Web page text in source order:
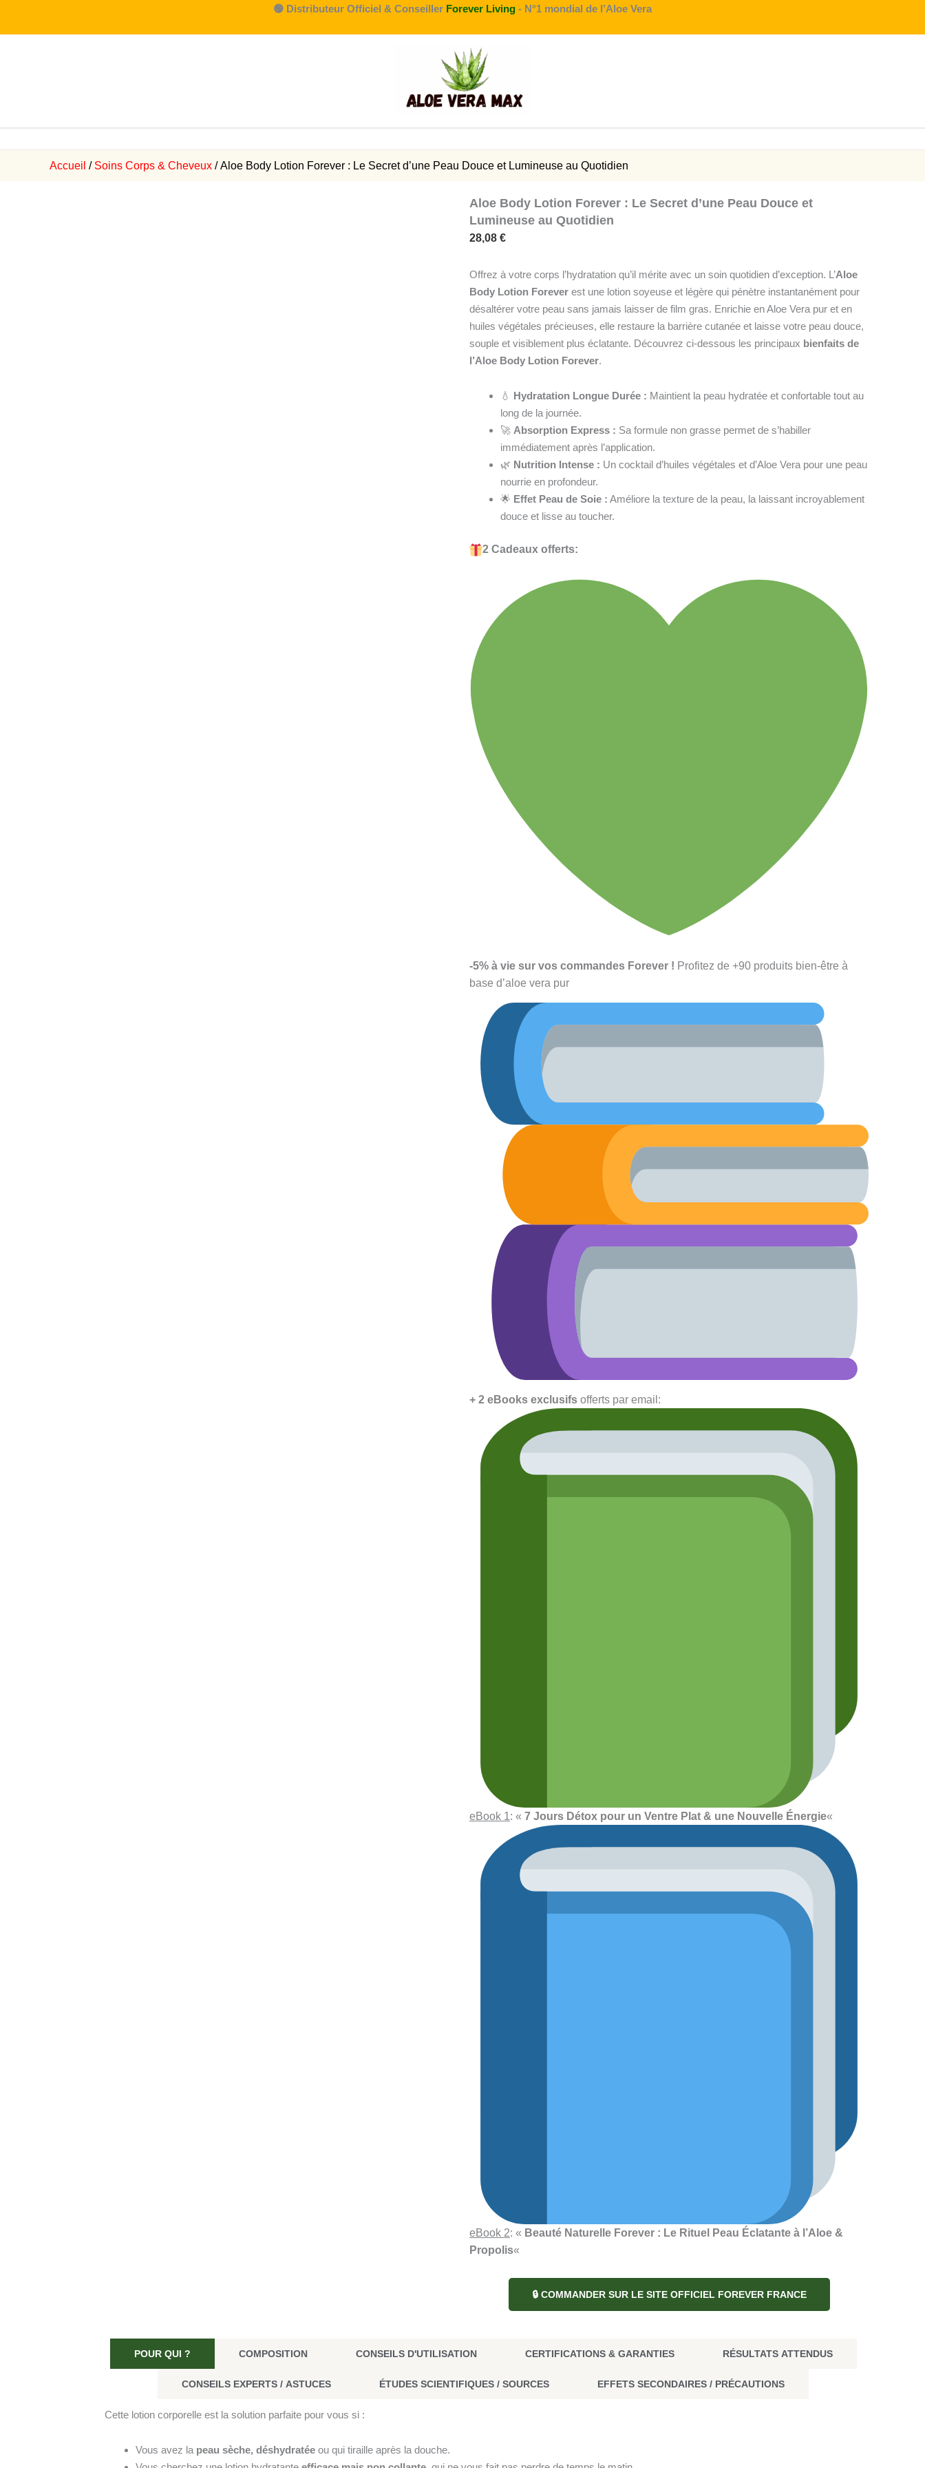
🟢 Distributeur Officiel & Conseiller Forever Living - N°1 mondial de l’Aloe Vera
Accueil / Soins Corps & Cheveux / Aloe Body Lotion Forever : Le Secret d’une Peau Douce et Lumineuse au Quotidien
Aloe Body Lotion Forever : Le Secret d’une Peau Douce et
Lumineuse au Quotidien
28,08 €
Offrez à votre corps l’hydratation qu’il mérite avec un soin quotidien d’exception. L’Aloe
Body Lotion Forever est une lotion soyeuse et légère qui pénètre instantanément pour
désaltérer votre peau sans jamais laisser de film gras. Enrichie en Aloe Vera pur et en
huiles végétales précieuses, elle restaure la barrière cutanée et laisse votre peau douce,
souple et visiblement plus éclatante. Découvrez ci-dessous les principaux bienfaits de
l’Aloe Body Lotion Forever.
💧 Hydratation Longue Durée : Maintient la peau hydratée et confortable tout au
long de la journée.
🚀 Absorption Express : Sa formule non grasse permet de s’habiller
immédiatement après l’application.
🌿 Nutrition Intense : Un cocktail d’huiles végétales et d’Aloe Vera pour une peau
nourrie en profondeur.
🌟 Effet Peau de Soie : Améliore la texture de la peau, la laissant incroyablement
douce et lisse au toucher.
2 Cadeaux offerts:
-5% à vie sur vos commandes Forever ! Profitez de +90 produits bien-être à
base d’aloe vera pur
+ 2 eBooks exclusifs offerts par email:
eBook 1: « 7 Jours Détox pour un Ventre Plat & une Nouvelle Énergie«
eBook 2: « Beauté Naturelle Forever : Le Rituel Peau Éclatante à l’Aloe &
Propolis«
🔒 COMMANDER SUR LE SITE OFFICIEL FOREVER FRANCE
POUR QUI ? COMPOSITION CONSEILS D'UTILISATION CERTIFICATIONS & GARANTIES RÉSULTATS ATTENDUS
CONSEILS EXPERTS / ASTUCES ÉTUDES SCIENTIFIQUES / SOURCES EFFETS SECONDAIRES / PRÉCAUTIONS
Cette lotion corporelle est la solution parfaite pour vous si :
Vous avez la peau sèche, déshydratée ou qui tiraille après la douche.